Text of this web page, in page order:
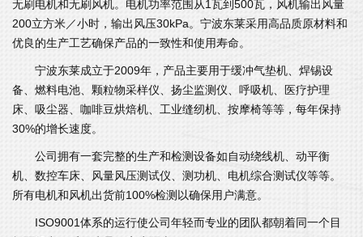
无刷电机和无刷风机。电机功率范围从1瓦到500瓦，风机输出风量
200立方米／小时，输出风压30kPa。宁波东莱采用高品质原材料和
优良的生产工艺确保产品的一致性和使用寿命。
宁波东莱成立于2009年，产品主要用于缓冲气垫机、焊锡设
备、燃料电池、颗粒物采样仪、扬尘监测仪、呼吸机、医疗护理
床、吸尘器、咖啡豆烘焙机、工业缝纫机、按摩椅等等，每年保持
30%的增长速度。
公司拥有一套完整的生产和检测设备如自动绕线机、动平衡
机、数控车床、风量风压测试仪、测功机、电机综合测试仪等等。
所有电机和风机出货前100%检测以确保用户满意。
ISO9001体系的运行使公司年轻而专业的团队都朝着同一个目